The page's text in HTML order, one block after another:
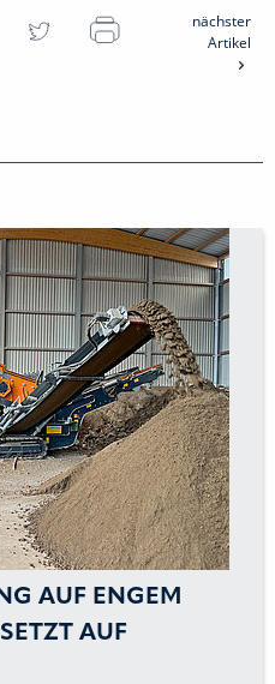
nächster
Artikel
AUF ENGEM
AUF